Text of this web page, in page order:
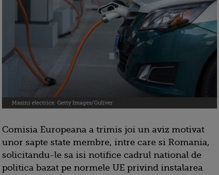
Masini electrice. Getty Images/Guliver
Comisia Europeana a trimis joi un aviz motivat
unor sapte state membre, intre care si Romania,
solicitandu-le sa isi notifice cadrul national de
politica bazat pe normele UE privind instalarea